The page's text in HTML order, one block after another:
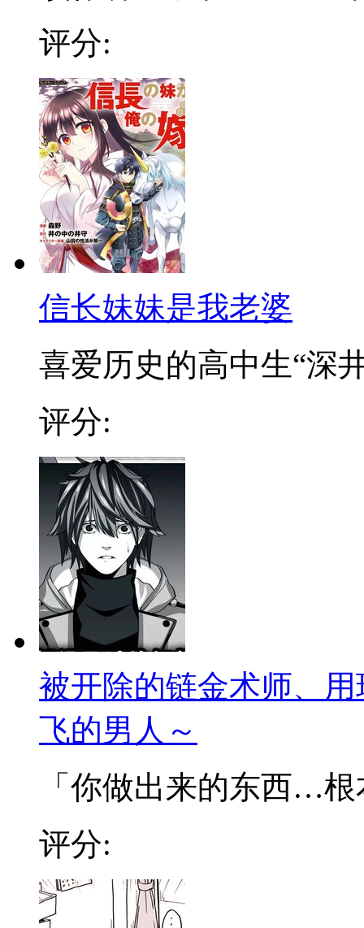
评分:
信长妹妹是我老婆
喜爱历史的高中生“深
评分:
被开除的链金术师、
飞的男人～
「你做出来的东西…根
评分: